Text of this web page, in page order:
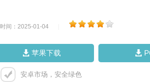
时间：2025-01-04
苹果下载
安卓市场，安全绿色